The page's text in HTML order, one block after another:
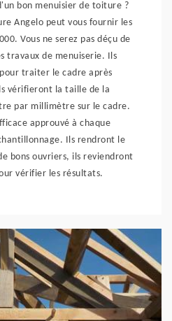
bon menuisier de toiture ?
Angelo peut vous fournir les
Vous ne serez pas déçu de
travaux de menuiserie. Ils
traiter le cadre après
vérifieront la taille de la
par millimètre sur le cadre.
approuvé à chaque
Ils rendront le
bons ouvriers, ils reviendront
vérifier les résultats.